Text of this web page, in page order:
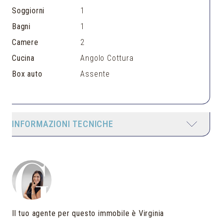
Soggiorni
1
Bagni
1
Camere
2
Cucina
Angolo Cottura
Box auto
Assente
INFORMAZIONI TECNICHE
Il tuo agente per questo immobile è Virginia